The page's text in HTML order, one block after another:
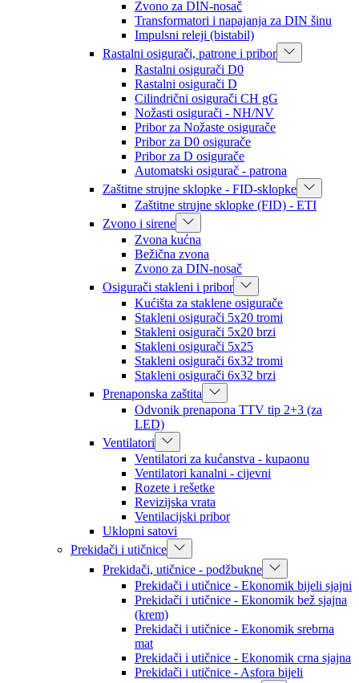
Zvono za DIN-nosač
Transformatori i napajanja za DIN šinu
Impulsni releji (bistabil)
Rastalni osigurači, patrone i pribor
Rastalni osigurači D0
Rastalni osigurači D
Cilindrični osigurači CH gG
Nožasti osigurači - NH/NV
Pribor za Nožaste osigurače
Pribor za D0 osigurače
Pribor za D osigurače
Automatski osigurač - patrona
Zaštitne strujne sklopke - FID-sklopke
Zaštitne strujne sklopke (FID) - ETI
Zvono i sirene
Zvona kućna
Bežična zvona
Zvono za DIN-nosač
Osigurači stakleni i pribor
Kućišta za staklene osigurače
Stakleni osigurači 5x20 tromi
Stakleni osigurači 5x20 brzi
Stakleni osigurači 5x25
Stakleni osigurači 6x32 tromi
Stakleni osigurači 6x32 brzi
Prenaponska zaštita
Odvonik prenapona TTV tip 2+3 (za
LED)
Ventilatori
Ventilatori za kućanstva - kupaonu
Ventilatori kanalni - cijevni
Rozete i rešetke
Revizijska vrata
Ventilacijski pribor
Uklopni satovi
Prekidači i utičnice
Prekidači, utičnice - podžbukne
Prekidači i utičnice - Ekonomik bijeli sjajni
Prekidači i utičnice - Ekonomik bež sjajna
(krem)
Prekidači i utičnice - Ekonomik srebrna
mat
Prekidači i utičnice - Ekonomik crna sjajna
Prekidači i utičnice - Asfora bijeli